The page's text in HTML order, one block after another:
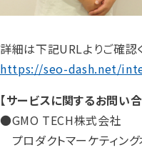
詳細は下記URLよりご確認
https://seo-dash.net/
【サービスに関するお問い
●GMO TECH株式会社
プロダクトマーケティン